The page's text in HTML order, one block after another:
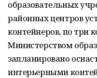
образовательных
районных центров
контейнеров, по три
Министерством
запланировано
интерьерными